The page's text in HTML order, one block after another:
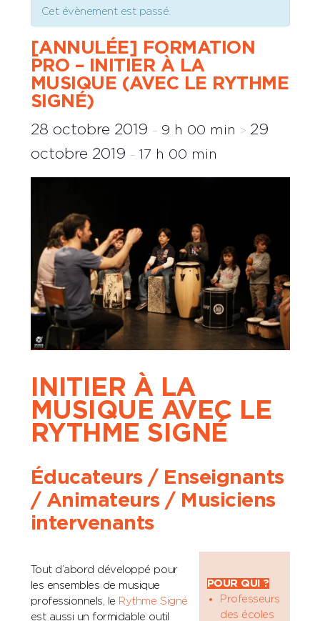
Cet évènement est passé.
[ANNULÉE] FORMATION
PRO – INITIER À LA
MUSIQUE (AVEC LE RYTHME
SIGNÉ)
28 octobre 2019 – 9 h 00 min > 29
octobre 2019 – 17 h 00 min
INITIER À LA
MUSIQUE AVEC LE
RYTHME SIGNÉ
Éducateurs / Enseignants
/ Animateurs / Musiciens
intervenants
Tout d’abord développé pour
les ensembles de musique
professionnels, le Rythme Signé
est aussi un formidable outil
POUR QUI ?
Professeurs
des écoles